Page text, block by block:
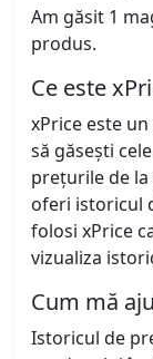
Am găsit 1
produs.
Ce este
xPrice este
să găsești
prețurile de
oferi istoricul
folosi xPrice
vizualiza
Cum mă
Istoricul de